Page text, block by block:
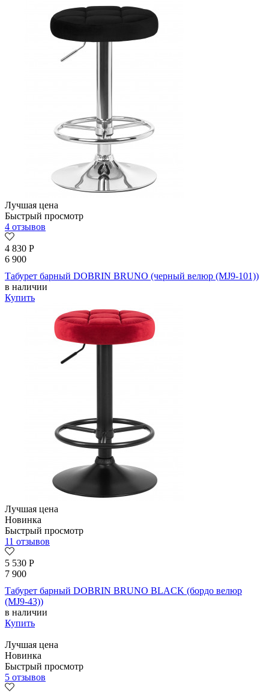
Лучшая цена
Быстрый просмотр
4 отзывов
4 830 Р
6 900
Табурет барный DOBRIN BRUNO (черный велюр (MJ9-101))
в наличии
Купить
Лучшая цена
Новинка
Быстрый просмотр
11 отзывов
5 530 Р
7 900
Табурет барный DOBRIN BRUNO BLACK (бордо велюр
(MJ9-43))
в наличии
Купить
Лучшая цена
Новинка
Быстрый просмотр
5 отзывов